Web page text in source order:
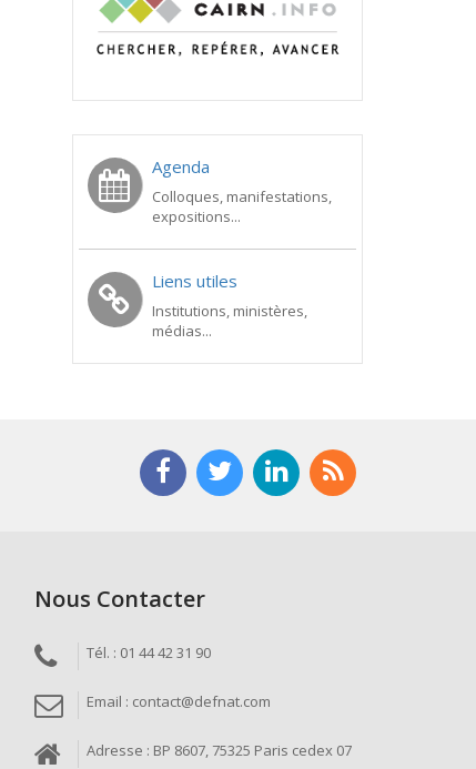
Agenda
Colloques, manifestations,
expositions...
Liens utiles
Institutions, ministères,
médias...
Nous Contacter
Tél. : 01 44 42 31 90
Email : contact@defnat.com
Adresse : BP 8607, 75325 Paris cedex 07